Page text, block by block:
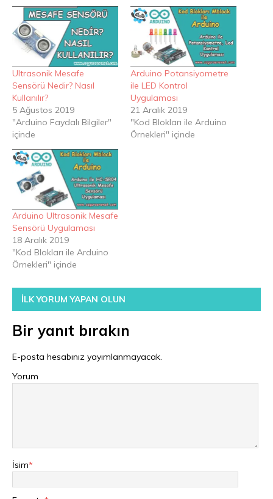
Ultrasonik Mesafe
Sensörü Nedir? Nasıl
Kullanılır?
5 Ağustos 2019
"Arduino Faydalı Bilgiler"
içinde
Arduino Potansiyometre
ile LED Kontrol
Uygulaması
21 Aralık 2019
"Kod Blokları ile Arduino
Örnekleri" içinde
Arduino Ultrasonik Mesafe
Sensörü Uygulaması
18 Aralık 2019
"Kod Blokları ile Arduino
Örnekleri" içinde
İLK YORUM YAPAN OLUN
Bir yanıt bırakın
E-posta hesabınız yayımlanmayacak.
Yorum
İsim*